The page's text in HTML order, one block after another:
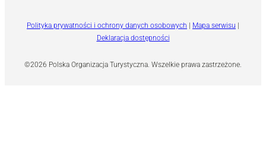
©2026 Polska Organizacja Turystyczna. Wszelkie prawa zastrzeżone.
Polityka prywatności i ochrony danych osobowych | Mapa serwisu |
Deklaracja dostępności